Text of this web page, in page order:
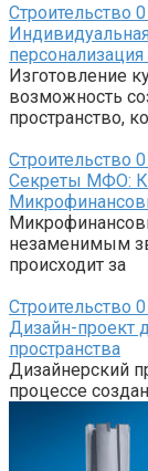
Строительство 0
Изготовление
возможность
пространство,
Строительство 0
Секреты МФО:
незаменимым
происходит за
Строительство 0
Дизайн-проект
пространства
Дизайнерский
процессе